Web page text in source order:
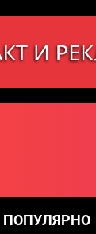
ПОПУЛЯРНО
за